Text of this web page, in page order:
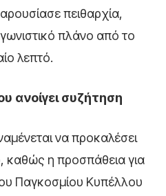
πειθαρχία,
πλάνο από το
λεπτό.
ανοίγει συζήτηση
να προκαλέσει
καθώς η προσπάθεια για
Παγκοσμίου Κυπέλλου